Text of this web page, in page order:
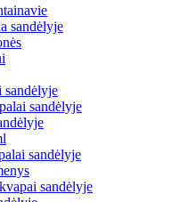
sandėlyje
sandėlyje
sandėlyje
sandėlyje
sandėlyje